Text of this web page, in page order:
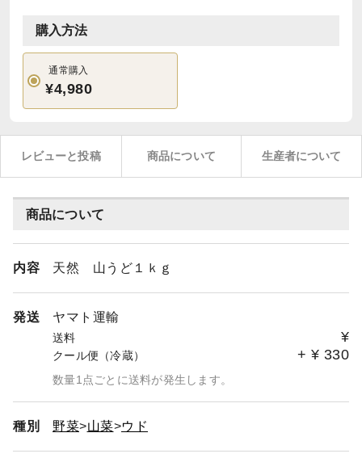
購入方法
通常購入
¥4,980
レビューと投稿 商品について 生産者について
商品について
内容 天然 山うど１ｋｇ
発送 ヤマト運輸
送料 ¥
クール便（冷蔵） + ¥ 330
数量1点ごとに送料が発生します。
種別 野菜 山菜 ウド